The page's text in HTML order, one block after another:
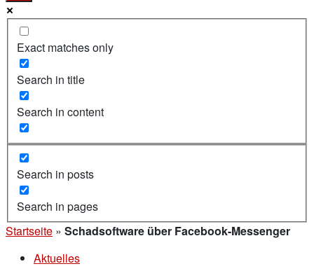
Exact matches only
Search in title
Search in content
Search in posts
Search in pages
Startseite » Schadsoftware über Facebook-Messenger
Aktuelles